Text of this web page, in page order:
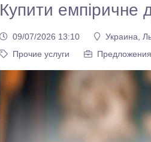
Купити емпіричне
09/07/2026 13:10
Украина,
Прочие услуги